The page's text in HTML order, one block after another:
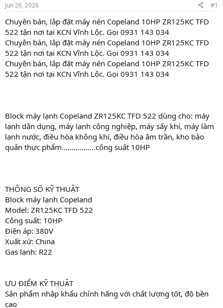
t
a
r
t
e
r
t
e
Jun 26, 2026 #1
Chuyên bán, lắp đặt máy nén Copeland 10HP ZR125KC TFD
522 tận nơi tại KCN Vĩnh Lộc. Gọi 0931 143 034
Chuyên bán, lắp đặt máy nén Copeland 10HP ZR125KC TFD
522 tận nơi tại KCN Vĩnh Lộc. Gọi 0931 143 034
Chuyên bán, lắp đặt máy nén Copeland 10HP ZR125KC TFD
522 tận nơi tại KCN Vĩnh Lộc. Gọi 0931 143 034
Block máy lạnh Copeland ZR125KC TFD 522 dùng cho: máy
lạnh dân dụng, máy lạnh công nghiệp, máy sấy khí, máy làm
lạnh nước, điều hòa không khí, điều hòa âm trần, kho bảo
quản thực phẩm.................công suất 10HP
THÔNG SỐ KỸ THUẬT
Block máy lạnh Copeland
Model: ZR125KC TFD 522
Công suất: 10HP
Điện áp: 380V
Xuất xứ: China
Gas lạnh: R22
ƯU ĐIỂM KỸ THUẬT
Sản phẩm nhập khẩu chính hãng với chất lượng tốt, độ bền
cao